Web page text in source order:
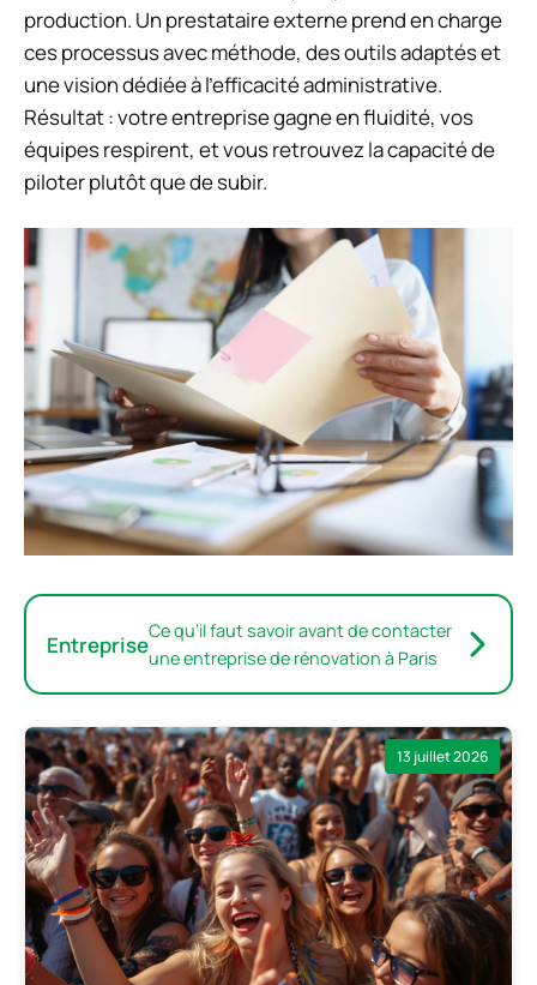
production. Un prestataire externe prend en charge
ces processus avec méthode, des outils adaptés et
une vision dédiée à l’efficacité administrative.
Résultat : votre entreprise gagne en fluidité, vos
équipes respirent, et vous retrouvez la capacité de
piloter plutôt que de subir.
EntrepriseCe qu’il faut savoir avant de contacter
une entreprise de rénovation à Paris
13 juillet 2026